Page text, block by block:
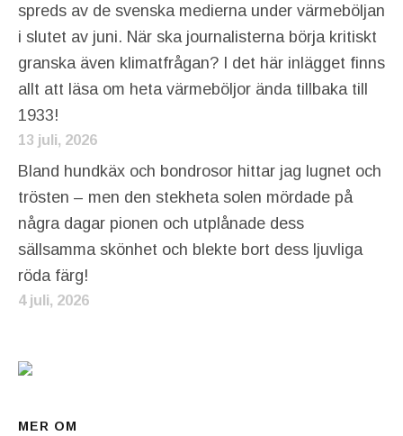
spreds av de svenska medierna under värmeböljan
i slutet av juni. När ska journalisterna börja kritiskt
granska även klimatfrågan? I det här inlägget finns
allt att läsa om heta värmeböljor ända tillbaka till
1933!
13 juli, 2026
Bland hundkäx och bondrosor hittar jag lugnet och
trösten – men den stekheta solen mördade på
några dagar pionen och utplånade dess
sällsamma skönhet och blekte bort dess ljuvliga
röda färg!
4 juli, 2026
MER OM